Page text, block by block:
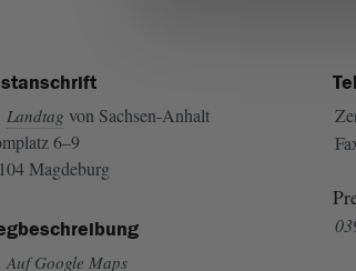
Landtag von Sachsen-Anhalt
6–9
Magdeburg
Auf Google Maps